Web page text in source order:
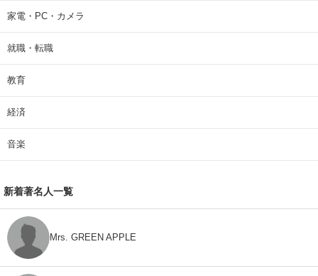
家電・PC・カメラ
就職・転職
教育
経済
音楽
新着著名人一覧
Mrs. GREEN APPLE